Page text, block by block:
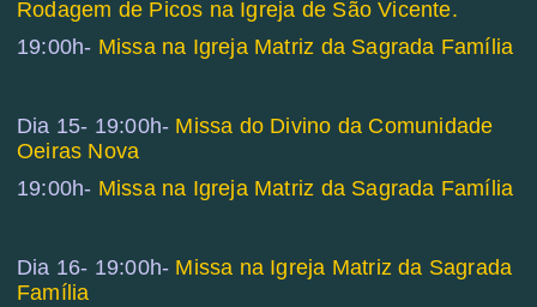
Rodagem de Picos na Igreja de São Vicente.
19:00h- Missa na Igreja Matriz da Sagrada Família
Dia 15- 19:00h- Missa do Divino da Comunidade
Oeiras Nova
19:00h- Missa na Igreja Matriz da Sagrada Família
Dia 16- 19:00h- Missa na Igreja Matriz da Sagrada
Família